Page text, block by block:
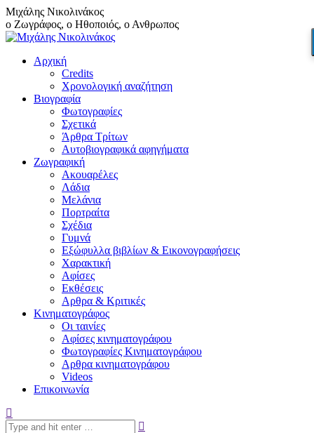
Skip
to
content
Μιχάλης Νικολινάκος
ο Ζωγράφος, ο Ηθοποιός, ο Ανθρωπος
Αρχική
Credits
Χρονολογική αναζήτηση
Βιογραφία
Φωτογραφίες
Σχετικά
Άρθρα Τρίτων
Αυτοβιογραφικά αφηγήματα
Ζωγραφική
Ακουαρέλες
Λάδια
Μελάνια
Πορτραίτα
Σχέδια
Γυμνά
Εξώφυλλα βιβλίων & Εικονογραφήσεις
Χαρακτική
Αφίσες
Εκθέσεις
Αρθρα & Κριτικές
Κινηματογράφος
Οι ταινίες
Αφίσες κινηματογράφου
Φωτογραφίες Κινηματογράφου
Αρθρα κινηματογράφου
Videos
Επικοινωνία
Search: